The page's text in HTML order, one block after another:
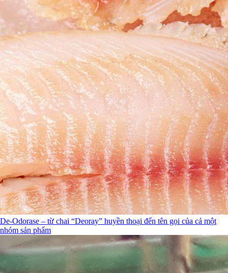
De-Odorase – từ chai “Deoray” huyền thoại đến tên gọi của cả một
nhóm sản phẩm